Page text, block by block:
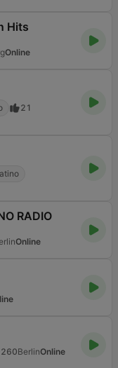
Hits
Online
21
RADIO
Online
260BerlinOnline